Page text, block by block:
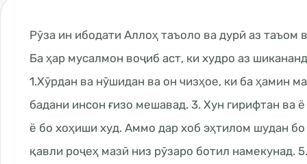
Рӯза ин ибодати Аллоҳ таъоло ва дурӣ аз таъом
Ба ҳар мусалмон воҷиб аст, ки худро аз
1.Хӯрдан ва нӯшидан ва он чизҳое, ки ба ҳамин
бадани инсон ғизо мешавад. 3. Хун гирифтан ва
ё бо хоҳиши худ. Аммо дар хоб эҳтилом шудан
қавли роҷеҳ мазӣ низ рӯзаро ботил намекунад.